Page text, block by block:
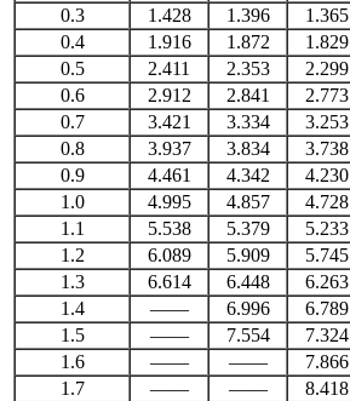
0.3
1.428 1.396 1.365
0.4
1.916 1.872 1.829
0.5
2.411 2.353 2.299
0.6
2.912 2.841 2.773
0.7
3.421 3.334 3.253
0.8
3.937 3.834 3.738
0.9
4.461 4.342 4.230
1.0
4.995 4.857 4.728
1.1
5.538 5.379 5.233
1.2
6.089 5.909 5.745
1.3
6.614 6.448 6.263
1.4
—— 6.996 6.789
1.5
—— 7.554 7.324
1.6
—— —— 7.866
1.7
—— —— 8.418